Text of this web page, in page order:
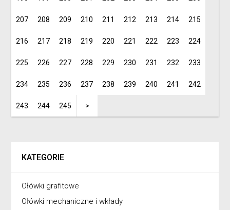
207 208 209 210 211 212 213 214 215
216 217 218 219 220 221 222 223 224
225 226 227 228 229 230 231 232 233
234 235 236 237 238 239 240 241 242
243 244 245 >
KATEGORIE
Ołówki grafitowe
Ołówki mechaniczne i wkłady